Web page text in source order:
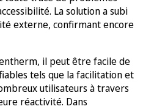
La solution a subi
externe, confirmant encore
il peut être facile de
tels que la facilitation et
utilisateurs à travers
réactivité. Dans